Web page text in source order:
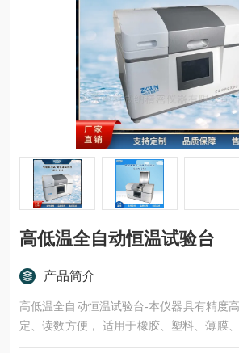
高低温全自动恒温试验台
产品简介
高低温全自动恒温试验台-本仪器具有精度
定、读数方便， 适用于橡胶、塑料、薄膜
体和膏体形状的各种绝缘材料体积和表面